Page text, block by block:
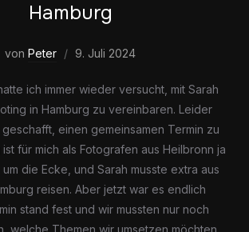
Hamburg
von Peter 9. Juli 2024
ich immer wieder versucht, mit Sarah
in Hamburg zu vereinbaren. Leider
einen gemeinsamen Termin zu
für mich als Fotografen aus Heilbronn ja
die Ecke, und Sarah musste extra aus
reisen. Aber jetzt war es endlich
stand fest und wir mussten nur noch